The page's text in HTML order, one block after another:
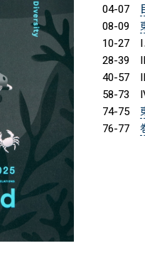
04-07
08-09
10-27 I
28-39
40-57
58-73
74-75
76-77